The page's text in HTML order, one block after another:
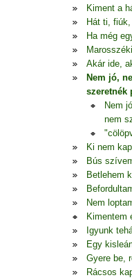
Kiment a
Hát ti,
Ha még
Akár ide,
Nem jó,
szeretnék
Nem
nem
Ki nem
Bús
Betlehem
Nem
Kimentem
Igyunk
Egy
Gyere be,
Rácsos